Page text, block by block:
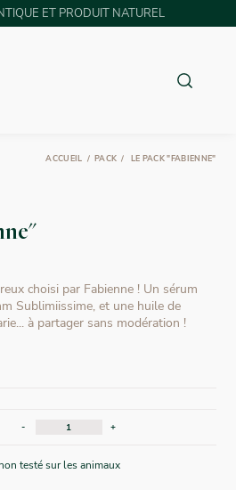
ET PRODUIT NATUREL
ACCUEIL PACK LE PACK "FABIENNE"
choisi par Fabienne ! Un sérum
Sublimiissime, et une huile de
à partager sans modération !
- +
testé sur les animaux